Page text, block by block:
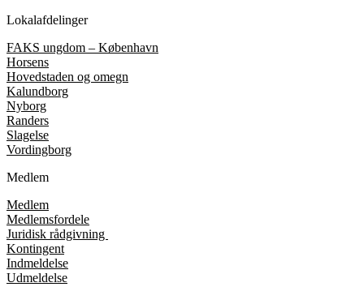
Lokalafdelinger
FAKS ungdom – København
Horsens
Hovedstaden og omegn
Kalundborg
Nyborg
Randers
Slagelse
Vordingborg
Medlem
Medlem
Medlemsfordele
Juridisk rådgivning
Kontingent
Indmeldelse
Udmeldelse